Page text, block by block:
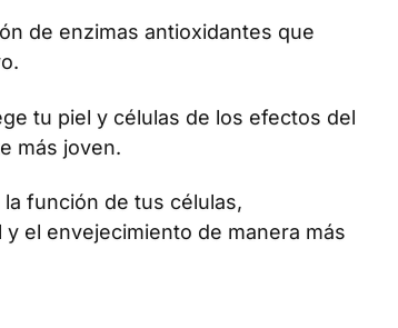
de enzimas antioxidantes que
tu piel y células de los efectos del
más joven.
la función de tus células,
el envejecimiento de manera más